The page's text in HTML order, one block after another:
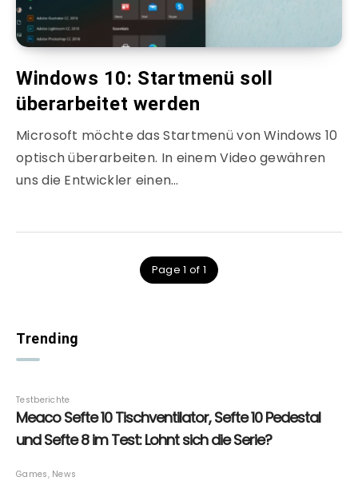
Windows 10: Startmenü soll
überarbeitet werden
Microsoft möchte das Startmenü von Windows 10
optisch überarbeiten. In einem Video gewähren
uns die Entwickler einen…
Page 1 of 1
Trending